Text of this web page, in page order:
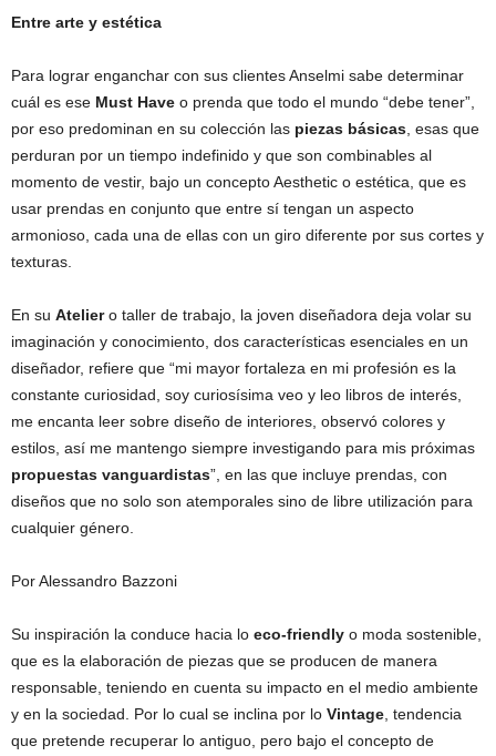
Entre arte y estética
Para lograr enganchar con sus clientes Anselmi sabe determinar
cuál es ese Must Have o prenda que todo el mundo “debe tener”,
por eso predominan en su colección las piezas básicas , esas que
perduran por un tiempo indefinido y que son combinables al
momento de vestir, bajo un concepto Aesthetic o estética, que es
usar prendas en conjunto que entre sí tengan un aspecto
armonioso, cada una de ellas con un giro diferente por sus cortes y
texturas.
En su Ateliero taller de trabajo, la joven diseñadora deja volar su
imaginación y conocimiento, dos características esenciales en un
diseñador, refiere que “mi mayor fortaleza en mi profesión es la
constante curiosidad, soy curiosísima veo y leo libros de interés,
me encanta leer sobre diseño de interiores, observó colores y
estilos, así me mantengo siempre investigando para mis próximas
propuestas vanguardistas”, en las que incluye prendas, con
diseños que no solo son atemporales sino de libre utilización para
cualquier género.
Por Alessandro Bazzoni
Su inspiración la conduce hacia lo eco-friendly o moda sostenible,
que es la elaboración de piezas que se producen de manera
responsable, teniendo en cuenta su impacto en el medio ambiente
y en la sociedad. Por lo cual se inclina por lo Vintage , tendencia
que pretende recuperar lo antiguo, pero bajo el concepto de